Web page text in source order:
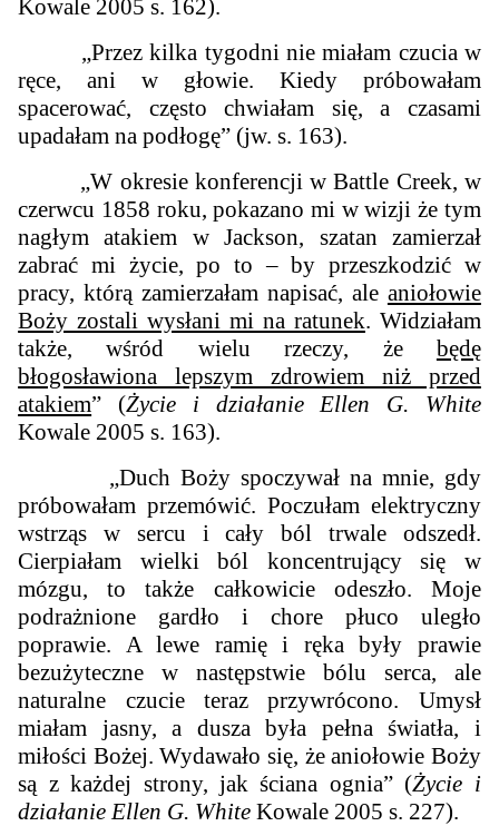
Kowale 2005 s. 162).
„Przez kilka tygodni nie miałam czucia w
ręce, ani w głowie. Kiedy próbowałam
spacerować, często chwiałam się, a czasami
upadałam na podłogę” (jw. s. 163).
„W okresie konferencji w Battle Creek, w
czerwcu 1858 roku, pokazano mi w wizji że tym
nagłym atakiem w Jackson, szatan zamierzał
zabrać mi życie, po to – by przeszkodzić w
pracy, którą zamierzałam napisać, ale aniołowie
Boży zostali wysłani mi na ratunek. Widziałam
także, wśród wielu rzeczy, że będę
błogosławiona lepszym zdrowiem niż przed
atakiem” (Życie i działanie Ellen G. White
Kowale 2005 s. 163).
„Duch Boży spoczywał na mnie, gdy
próbowałam przemówić. Poczułam elektryczny
wstrząs w sercu i cały ból trwale odszedł.
Cierpiałam wielki ból koncentrujący się w
mózgu, to także całkowicie odeszło. Moje
podrażnione gardło i chore płuco uległo
poprawie. A lewe ramię i ręka były prawie
bezużyteczne w następstwie bólu serca, ale
naturalne czucie teraz przywrócono. Umysł
miałam jasny, a dusza była pełna światła, i
miłości Bożej. Wydawało się, że aniołowie Boży
są z każdej strony, jak ściana ognia” (Życie i
działanie Ellen G. White Kowale 2005 s. 227).